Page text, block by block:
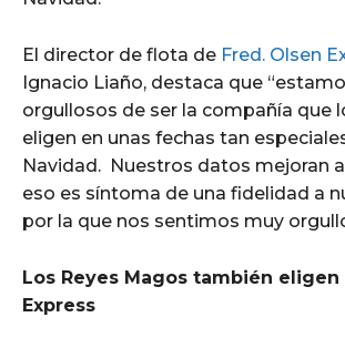
El director de flota de Fred. Olsen
Ignacio Liaño, destaca que
orgullosos de ser la compañía que
eligen en unas fechas tan
Navidad. Nuestros datos mejoran
eso es síntoma de una fidelidad a
por la que nos sentimos muy
Los Reyes Magos también eligen
Express